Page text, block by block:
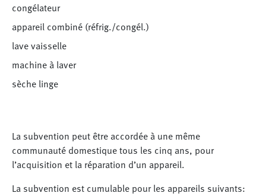
congélateur
appareil combiné (réfrig./congél.)
lave vaisselle
machine à laver
sèche linge
La subvention peut être accordée à une même
communauté domestique tous les cinq ans, pour
l’acquisition et la réparation d’un appareil.
La subvention est cumulable pour les appareils suivants: